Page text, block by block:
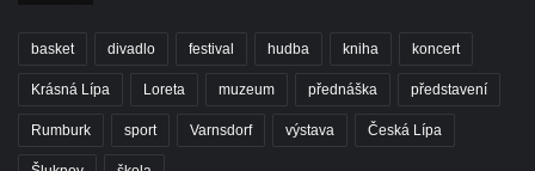
basket divadlo festival hudba kniha koncert
Krásná Lípa Loreta muzeum přednáška představení
Rumburk sport Varnsdorf výstava Česká Lípa